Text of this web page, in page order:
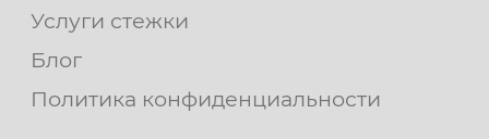
Услуги стежки
Блог
Политика конфиденциальности